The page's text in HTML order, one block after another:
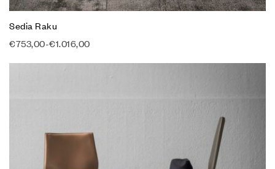
Sedia Raku
€753,00-€1.016,00